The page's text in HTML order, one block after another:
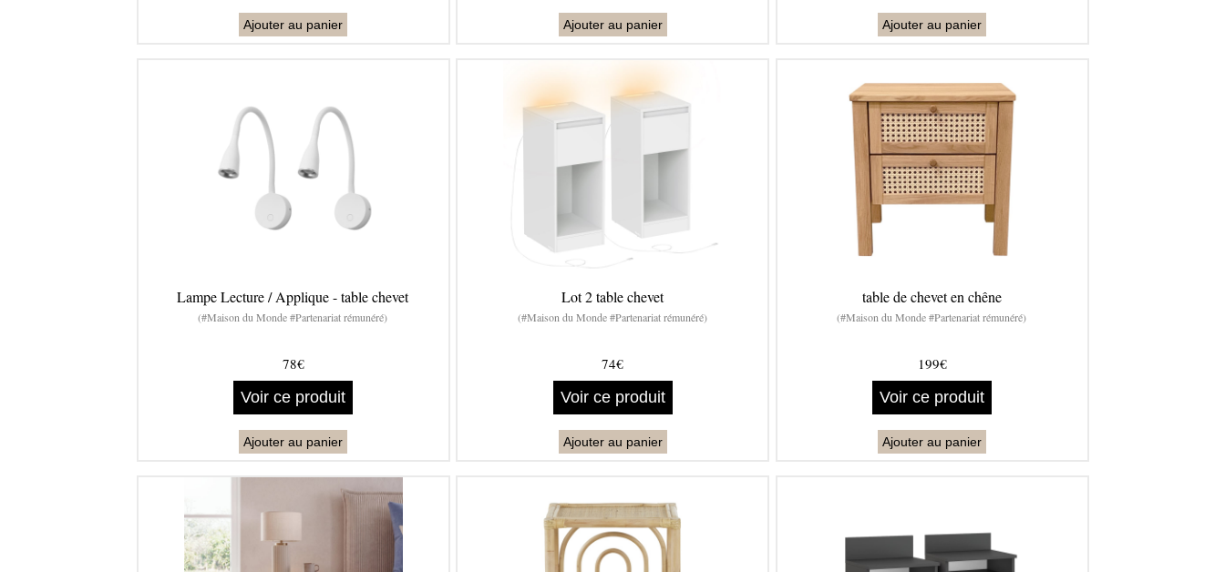
Ajouter au panier Ajouter au panier Ajouter au panier
Lampe Lecture / Applique - table chevet
(#Maison du Monde #Partenariat rémunéré)
78€
Voir ce produit
Ajouter au panier
Lot 2 table chevet
(#Maison du Monde #Partenariat rémunéré)
74€
Voir ce produit
Ajouter au panier
table de chevet en chêne
(#Maison du Monde #Partenariat rémunéré)
199€
Voir ce produit
Ajouter au panier